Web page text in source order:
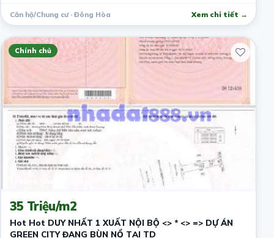
Căn hộ/Chung cư · Đông Hòa Xem chi tiết →
Chính chủ
35 Triệu/m2
Hot Hot DUY NHẤT 1 XUẤT NỘI BỘ <> * <> => DỰ ÁN
GREEN CITY ĐANG BÙN NỔ TẠI TD